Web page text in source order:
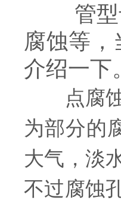
管型母
腐蚀等
介绍一下
点腐蚀
为部分的
大气，淡
不过腐蚀